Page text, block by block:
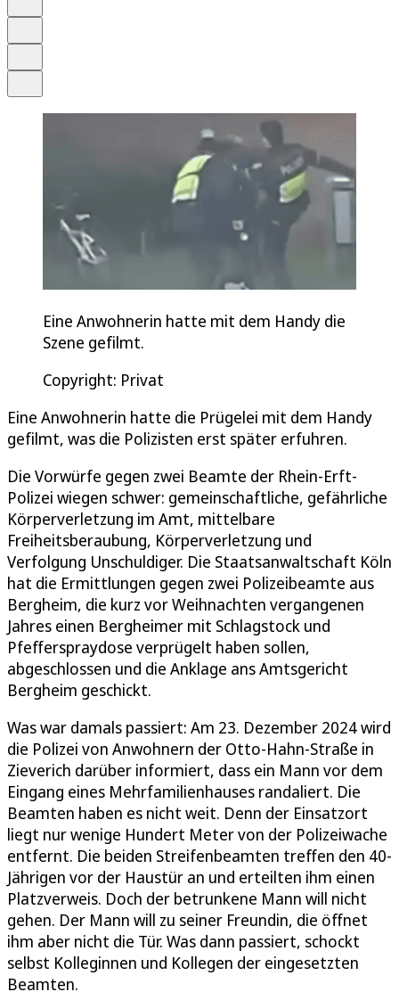
Eine Anwohnerin hatte mit dem Handy die
Szene gefilmt.
Copyright: Privat
Eine Anwohnerin hatte die Prügelei mit dem Handy
gefilmt, was die Polizisten erst später erfuhren.
Die Vorwürfe gegen zwei Beamte der Rhein-Erft-
Polizei wiegen schwer: gemeinschaftliche, gefährliche
Körperverletzung im Amt, mittelbare
Freiheitsberaubung, Körperverletzung und
Verfolgung Unschuldiger. Die Staatsanwaltschaft Köln
hat die Ermittlungen gegen zwei Polizeibeamte aus
Bergheim, die kurz vor Weihnachten vergangenen
Jahres einen Bergheimer mit Schlagstock und
Pfefferspraydose verprügelt haben sollen,
abgeschlossen und die Anklage ans Amtsgericht
Bergheim geschickt.
Was war damals passiert: Am 23. Dezember 2024 wird
die Polizei von Anwohnern der Otto-Hahn-Straße in
Zieverich darüber informiert, dass ein Mann vor dem
Eingang eines Mehrfamilienhauses randaliert. Die
Beamten haben es nicht weit. Denn der Einsatzort
liegt nur wenige Hundert Meter von der Polizeiwache
entfernt. Die beiden Streifenbeamten treffen den 40-
Jährigen vor der Haustür an und erteilten ihm einen
Platzverweis. Doch der betrunkene Mann will nicht
gehen. Der Mann will zu seiner Freundin, die öffnet
ihm aber nicht die Tür. Was dann passiert, schockt
selbst Kolleginnen und Kollegen der eingesetzten
Beamten.